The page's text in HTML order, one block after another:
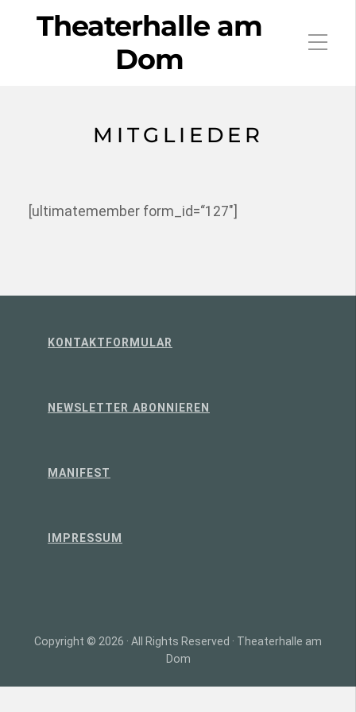
Theaterhalle am
Dom
MITGLIEDER
[ultimatemember form_id=“127″]
KONTAKTFORMULAR
NEWSLETTER ABONNIEREN
MANIFEST
IMPRESSUM
Copyright © 2026 · All Rights Reserved · Theaterhalle am
Dom